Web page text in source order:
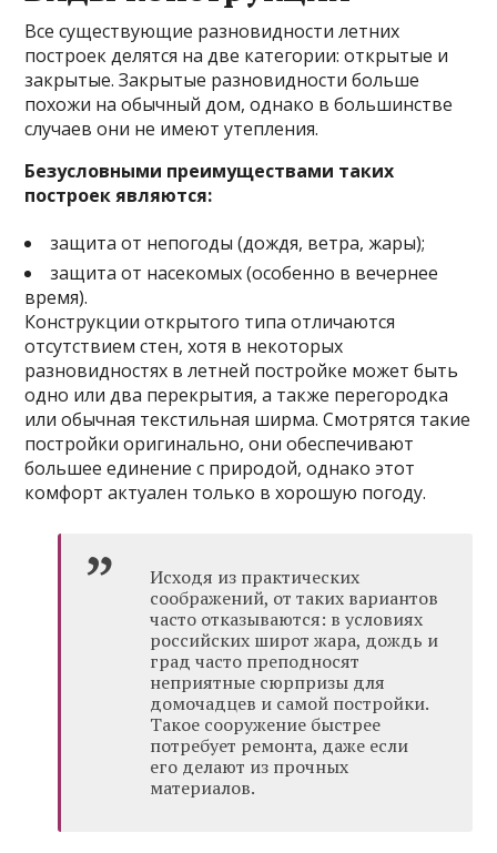
Все существующие разновидности летних
построек делятся на две категории: открытые и
закрытые. Закрытые разновидности больше
похожи на обычный дом, однако в большинстве
случаев они не имеют утепления.
Безусловными преимуществами таких
построек являются:
защита от непогоды (дождя, ветра, жары);
защита от насекомых (особенно в вечернее
время).
Конструкции открытого типа отличаются
отсутствием стен, хотя в некоторых
разновидностях в летней постройке может быть
одно или два перекрытия, а также перегородка
или обычная текстильная ширма. Смотрятся такие
постройки оригинально, они обеспечивают
большее единение с природой, однако этот
комфорт актуален только в хорошую погоду.
Исходя из практических
соображений, от таких вариантов
часто отказываются: в условиях
российских широт жара, дождь и
град часто преподносят
неприятные сюрпризы для
домочадцев и самой постройки.
Такое сооружение быстрее
потребует ремонта, даже если
его делают из прочных
материалов.